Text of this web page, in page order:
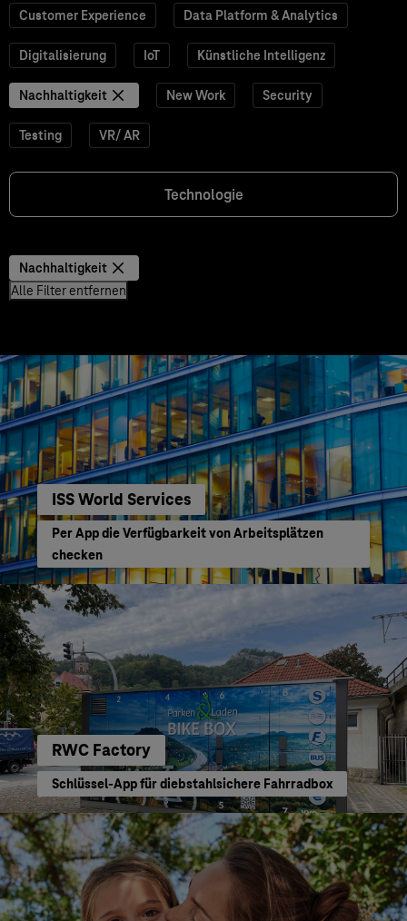
Customer Experience Data Platform & Analytics
Digitalisierung IoT Künstliche Intelligenz
Nachhaltigkeit New Work Security
Testing VR/ AR
Technologie
Nachhaltigkeit
Alle Filter entfernen
ISS World Services
Per App die Verfügbarkeit von Arbeitsplätzen
checken
RWC Factory
Schlüssel-App für diebstahlsichere Fahrradbox